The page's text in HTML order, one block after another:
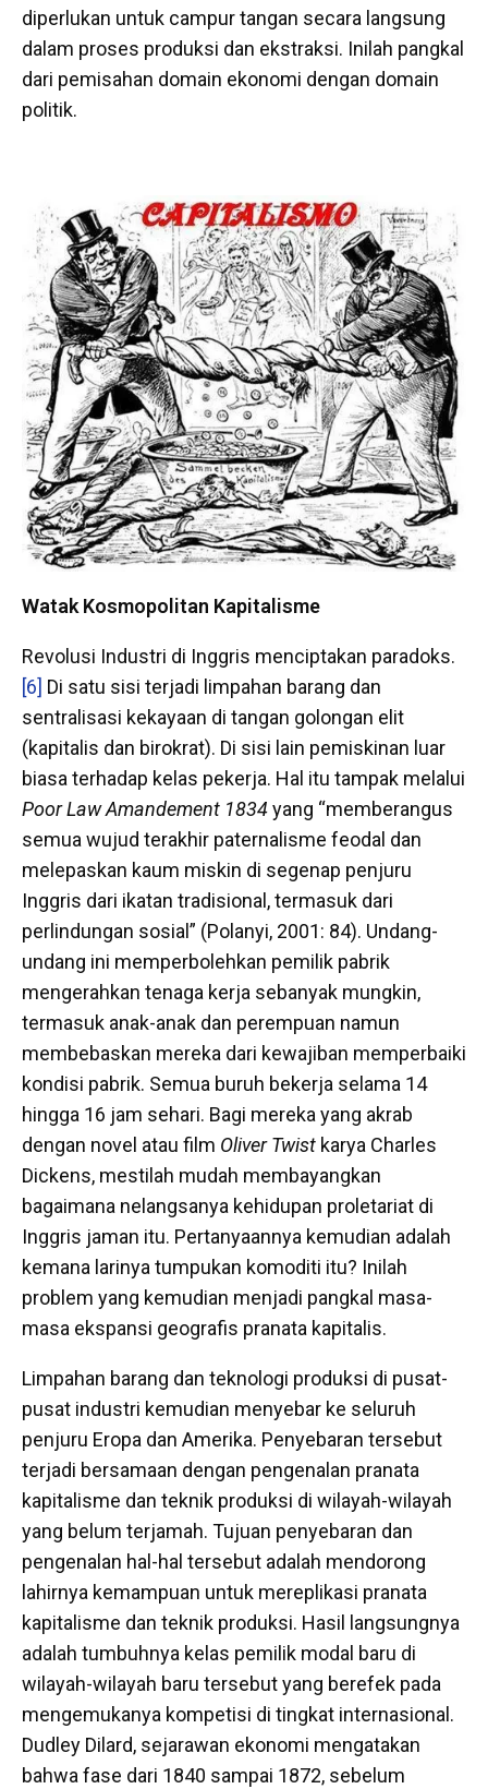
diperlukan untuk campur tangan secara langsung
dalam proses produksi dan ekstraksi. Inilah pangkal
dari pemisahan domain ekonomi dengan domain
politik.
Watak Kosmopolitan Kapitalisme
Revolusi Industri di Inggris menciptakan paradoks.
[6] Di satu sisi terjadi limpahan barang dan
sentralisasi kekayaan di tangan golongan elit
(kapitalis dan birokrat). Di sisi lain pemiskinan luar
biasa terhadap kelas pekerja. Hal itu tampak melalui
Poor Law Amandement 1834yang “memberangus
semua wujud terakhir paternalisme feodal dan
melepaskan kaum miskin di segenap penjuru
Inggris dari ikatan tradisional, termasuk dari
perlindungan sosial” (Polanyi, 2001: 84). Undang-
undang ini memperbolehkan pemilik pabrik
mengerahkan tenaga kerja sebanyak mungkin,
termasuk anak-anak dan perempuan namun
membebaskan mereka dari kewajiban memperbaiki
kondisi pabrik. Semua buruh bekerja selama 14
hingga 16 jam sehari. Bagi mereka yang akrab
dengan novel atau film Oliver Twist karya Charles
Dickens, mestilah mudah membayangkan
bagaimana nelangsanya kehidupan proletariat di
Inggris jaman itu. Pertanyaannya kemudian adalah
kemana larinya tumpukan komoditi itu? Inilah
problem yang kemudian menjadi pangkal masa-
masa ekspansi geografis pranata kapitalis.
Limpahan barang dan teknologi produksi di pusat-
pusat industri kemudian menyebar ke seluruh
penjuru Eropa dan Amerika. Penyebaran tersebut
terjadi bersamaan dengan pengenalan pranata
kapitalisme dan teknik produksi di wilayah-wilayah
yang belum terjamah. Tujuan penyebaran dan
pengenalan hal-hal tersebut adalah mendorong
lahirnya kemampuan untuk mereplikasi pranata
kapitalisme dan teknik produksi. Hasil langsungnya
adalah tumbuhnya kelas pemilik modal baru di
wilayah-wilayah baru tersebut yang berefek pada
mengemukanya kompetisi di tingkat internasional.
Dudley Dilard, sejarawan ekonomi mengatakan
bahwa fase dari 1840 sampai 1872, sebelum